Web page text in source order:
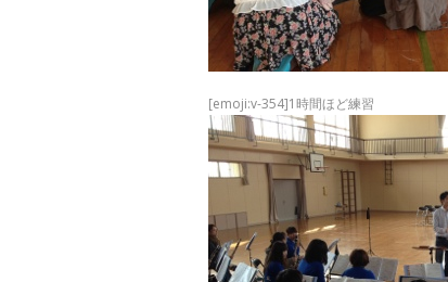
[emoji:v-354]1時間ほど練習